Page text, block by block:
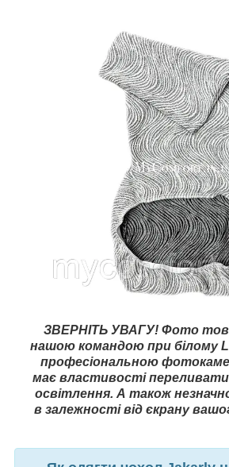
ЗВЕРНІТЬ УВАГУ! Фото
нашою командою при білому
професіональною
має властивості
освітлення. А також
в залежності від єкрану